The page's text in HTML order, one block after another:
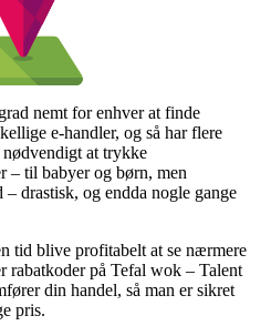
nemt for enhver at finde
e-handler, og så har flere
at trykke
– til babyer og børn, men
drastisk, og endda nogle gange
tid blive profitabelt at se nærmere
rabatkoder på Tefal wok – Talent
din handel, så man er sikret
pris.